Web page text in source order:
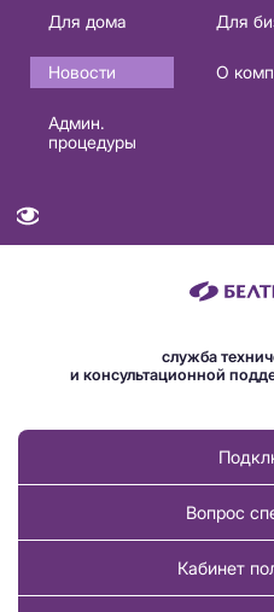
Основная
навигация
RU
Для дома Для
Новости
О
Админ.
процедуры
служба
и консультационной
Вопрос
Кабинет